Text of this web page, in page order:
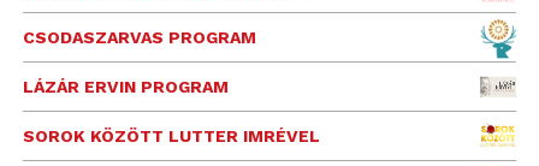
CSODASZARVAS PROGRAM
LÁZÁR ERVIN PROGRAM
SOROK KÖZÖTT LUTTER IMRÉVEL